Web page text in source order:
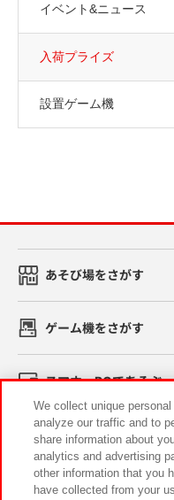
イベント&ニュース
入荷プライズ
設置ゲーム機
あそび場をさがす
ゲーム機をさがす
スマホ・PCであそぶ
イベント・キャンペーン
We collect unique
analyze our traffic and to
share information about
analytics and advertising
other information that you
have collected from your